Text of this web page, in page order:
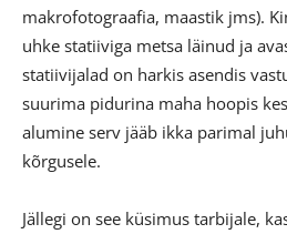
makrofotograafia, maastik jms).
uhke statiiviga metsa läinud ja
statiivijalad on harkis asendis
suurima pidurina maha hoopis
alumine serv jääb ikka parimal
kõrgusele.
Jällegi on see küsimus tarbijale,